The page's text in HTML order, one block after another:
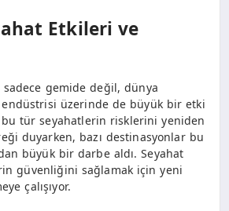
Etkileri ve
sadece gemide değil, dünya
üzerinde de büyük bir etki
bu tür seyahatlerin risklerini yeniden
duyarken, bazı destinasyonlar bu
büyük bir darbe aldı. Seyahat
güvenliğini sağlamak için yeni
çalışıyor.